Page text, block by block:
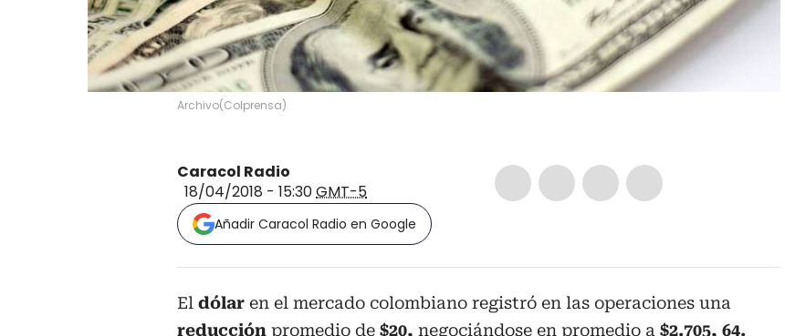
Archivo(Colprensa)
Caracol Radio
18/04/2018 - 15:30GMT-5
Añadir Caracol Radio en Google
El dólar en el mercado colombiano registró en las operaciones una
reducción promedio de $20, negociándose en promedio a $2.705, 64.